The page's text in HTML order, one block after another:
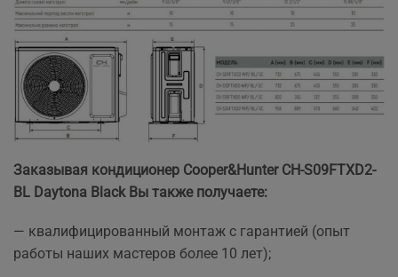
Заказывая кондиционер Cooper&Hunter CH-S09FTXD2-
BL Daytona Black Вы также получаете:
— квалифицированный монтаж с гарантией (опыт
работы наших мастеров более 10 лет);